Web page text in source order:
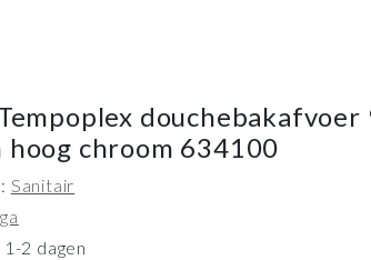
douchebakafvoer
hoog chroom 634100
Sanitair
2 dagen